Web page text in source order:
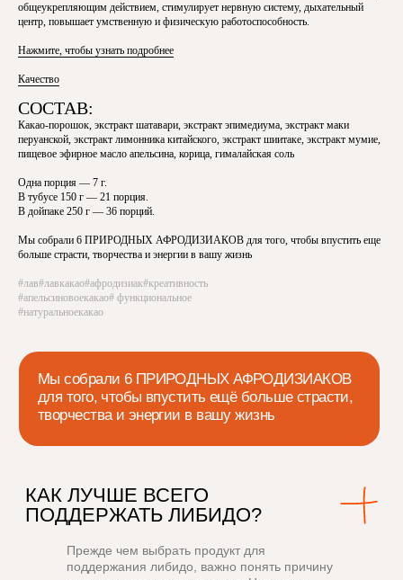
общеукрепляющим действием, стимулирует нервную систему, дыхательный
центр, повышает умственную и физическую работоспособность.
Нажмите, чтобы узнать подробнее
Качество
СОСТАВ:
Какао-порошок, экстракт шатавари, экстракт эпимедиума, экстракт маки
перуанской, экстракт лимонника китайского, экстракт шиитаке, экстракт мумие,
пищевое эфирное масло апельсина, корица, гималайская соль
Одна порция — 7 г.
В тубусе 150 г — 21 порция.
В дойпаке 250 г — 36 порций.
Мы собрали 6 ПРИРОДНЫХ АФРОДИЗИАКОВ для того, чтобы впустить еще
больше страсти, творчества и энергии в вашу жизнь
#лав#лавкакао#афродизиак#креативность
#апельсиновоекакао# функциональное
#натуральноекакао
КАК ЛУЧШЕ ВСЕГО
ПОДДЕРЖАТЬ ЛИБИДО?
Прежде чем выбрать продукт для
поддержания либидо, важно понять причину
ДЕЙСТВИТЕЛЬНО ЛИ
РАБОТАЮТ ДОБАВКИ ДЛЯ
ПОВЫШЕНИЯ ЛИБИДО?
КАК ЧАСТО НУЖНО
ПРИНИМАТЬ LOVE CACAO?
КОГДА МОЖНО ОЖИДАТЬ
РЕЗУЛЬТАТ ОТ LOVE CACAO?